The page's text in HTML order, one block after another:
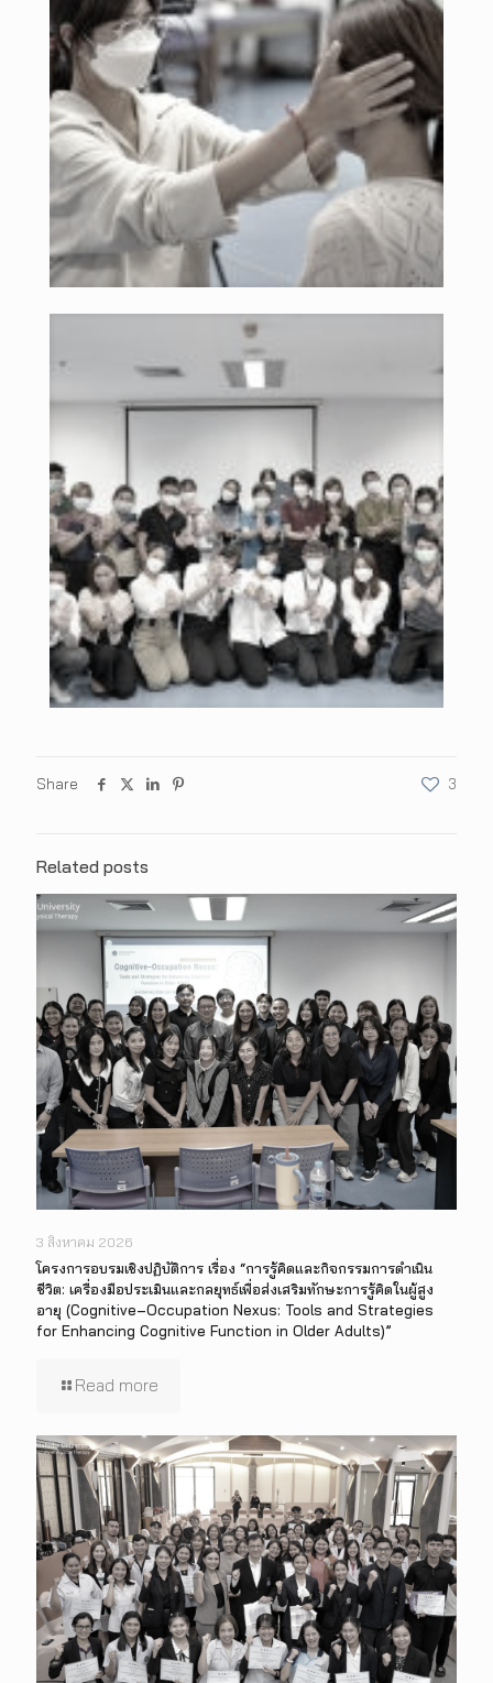
Share 3
Related posts
3 สิงหาคม 2026
โครงการอบรมเชิงปฏิบัติการ เรื่อง “การรู้คิดและกิจกรรมการดำเนิน
ชีวิต: เครื่องมือประเมินและกลยุทธ์เพื่อส่งเสริมทักษะการรู้คิดในผู้สูง
อายุ (Cognitive–Occupation Nexus: Tools and Strategies
for Enhancing Cognitive Function in Older Adults)”
Read more